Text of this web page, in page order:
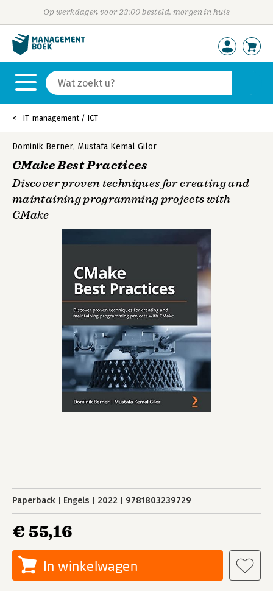
Op werkdagen voor 23:00 besteld, morgen in huis
IT-management / ICT
Dominik Berner, Mustafa Kemal Gilor
CMake Best Practices
Discover proven techniques for creating and
maintaining programming projects with
CMake
Paperback Engels 2022 9781803239729
€ 55,16
In winkelwagen